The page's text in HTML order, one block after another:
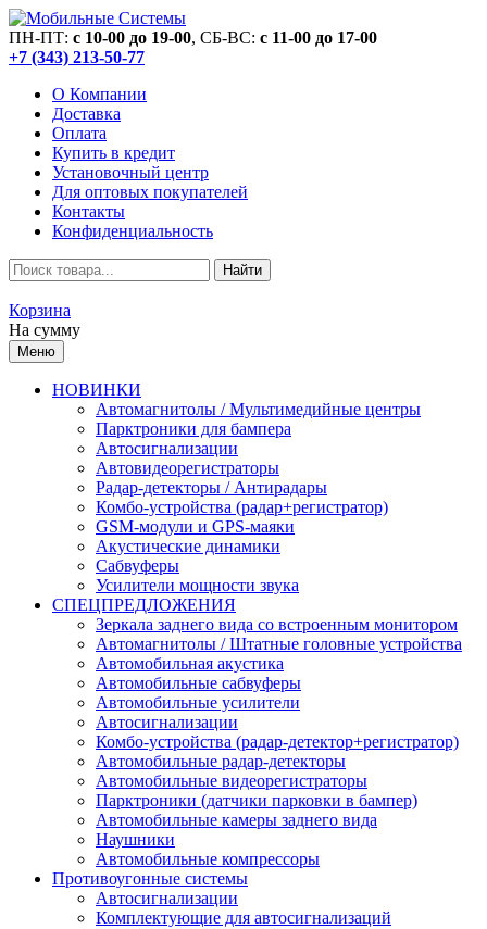
ПН-ПТ: c 10-00 до 19-00, СБ-ВС: c 11-00 до 17-00
+7 (343) 213-50-77
О Компании
Доставка
Оплата
Купить в кредит
Установочный центр
Для оптовых покупателей
Контакты
Конфиденциальность
Найти
Корзина
На сумму
Меню
НОВИНКИ
Автомагнитолы / Мультимедийные центры
Парктроники для бампера
Автосигнализации
Автовидеорегистраторы
Радар-детекторы / Антирадары
Комбо-устройства (радар+регистратор)
GSM-модули и GPS-маяки
Акустические динамики
Сабвуферы
Усилители мощности звука
СПЕЦПРЕДЛОЖЕНИЯ
Зеркала заднего вида со встроенным монитором
Автомагнитолы / Штатные головные устройства
Автомобильная акустика
Автомобильные сабвуферы
Автомобильные усилители
Автосигнализации
Комбо-устройства (радар-детектор+регистратор)
Автомобильные радар-детекторы
Автомобильные видеорегистраторы
Парктроники (датчики парковки в бампер)
Автомобильные камеры заднего вида
Наушники
Автомобильные компрессоры
Противоугонные системы
Автосигнализации
Комплектующие для автосигнализаций